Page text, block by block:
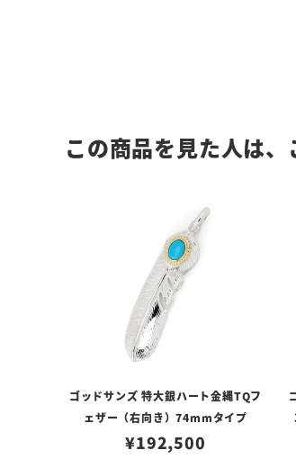
この商品を見た人は
ゴッドサンズ 特大銀ハート金縄TQフ
ェザー（右向き）74mmタイプ
¥192,500